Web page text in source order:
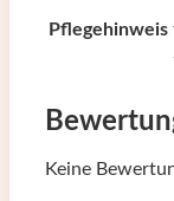
Pflegehinweis
Keine